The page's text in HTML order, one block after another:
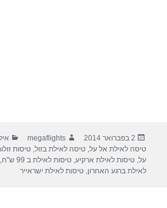
פורסם
בתאריך
2 בפברואר 2014 מחבר
megaflights
טיסה לאילת אל על,טיסה לאילת בזול,טיסות
על,טיסות לאילת ארקיע,טיסות לאילת ב 99 ש"ח
לאילת ברגע האחרון,טיסות לאילת ישראייר